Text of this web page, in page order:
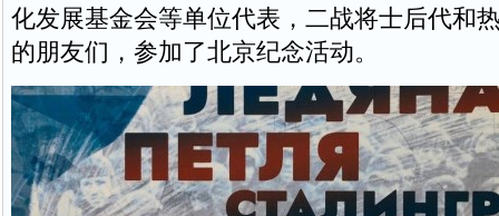
化发展基金会等单位代表，二战将士后代和
的朋友们，参加了北京纪念活动。